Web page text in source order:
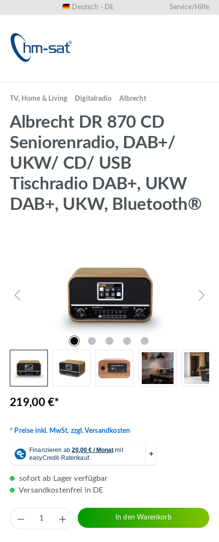
Deutsch - DE Service/Hilfe
TV, Home & Living Digitalradio Albrecht
Albrecht DR 870 CD
Seniorenradio, DAB+/
UKW/ CD/ USB
Tischradio DAB+, UKW
DAB+, UKW, Bluetooth®
219,00 €*
* Preise inkl. MwSt. zzgl. Versandkosten
sofort ab Lager verfügbar
Versandkostenfrei in DE
Produkt Anzahl: Gib den gewünschten
In den Warenkorb